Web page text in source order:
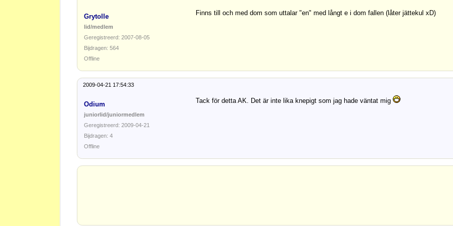
Grytolle
lid/medlem
Geregistreerd: 2007-08-05
Bijdragen: 564
Finns till och med dom som uttalar "en" med långt e i dom fallen (låter jättekul xD)
Offline
2009-04-21 17:54:33
Odium
juniorlid/juniormedlem
Geregistreerd: 2009-04-21
Bijdragen: 4
Tack för detta AK. Det är inte lika knepigt som jag hade väntat mig
Offline